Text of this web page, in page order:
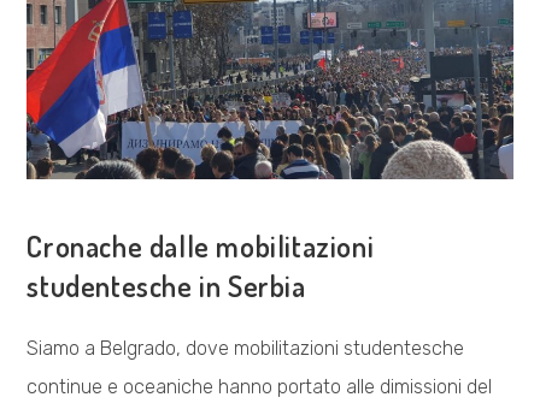
Cronache dalle mobilitazioni
studentesche in Serbia
Siamo a Belgrado, dove mobilitazioni studentesche
continue e oceaniche hanno portato alle dimissioni del